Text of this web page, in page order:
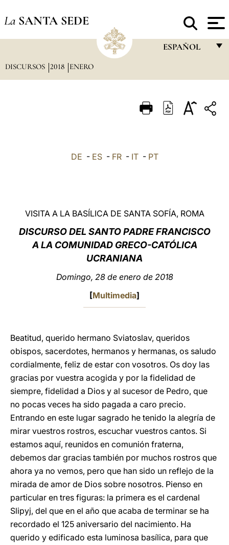
La SANTA SEDE
ESPAÑOL
ITALIANO
العربيّة
中文
LATINE
DISCURSOS 2018 ENERO
DE - ES- FR- IT- PT
VISITA A LA BASÍLICA DE SANTA SOFÍA, ROMA
DISCURSO DEL SANTO PADRE FRANCISCO
A LA COMUNIDAD GRECO-CATÓLICA
UCRANIANA
Domingo, 28 de enero de 2018
[Multimedia]
Beatitud, querido hermano Sviatoslav, queridos
obispos, sacerdotes, hermanos y hermanas, os saludo
cordialmente, feliz de estar con vosotros. Os doy las
gracias por vuestra acogida y por la fidelidad de
siempre, fidelidad a Dios y al sucesor de Pedro, que
no pocas veces ha sido pagada a caro precio.
Entrando en este lugar sagrado he tenido la alegría de
mirar vuestros rostros, escuchar vuestros cantos. Si
estamos aquí, reunidos en comunión fraterna,
debemos dar gracias también por muchos rostros que
ahora ya no vemos, pero que han sido un reflejo de la
mirada de amor de Dios sobre nosotros. Pienso en
particular en tres figuras: la primera es el cardenal
Slipyj, del que en el año que acaba de terminar se ha
recordado el 125 aniversario del nacimiento. Ha
querido y edificado esta luminosa basílica, para que